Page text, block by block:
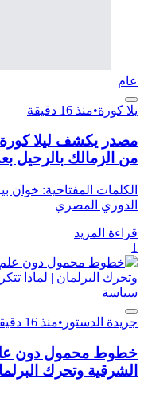
عام
يلا كورة•منذ 16 دقيقة
مصدر يكشف ليلا
من الزمالك بالرحيل
الكلمات المفتاحية: خوان
الدوري المصري
قراءة المزيد
1
سياسة
جريدة الدستور •منذ 16 دقيقة
خطوط محمول دون
الشرقية وتحرك